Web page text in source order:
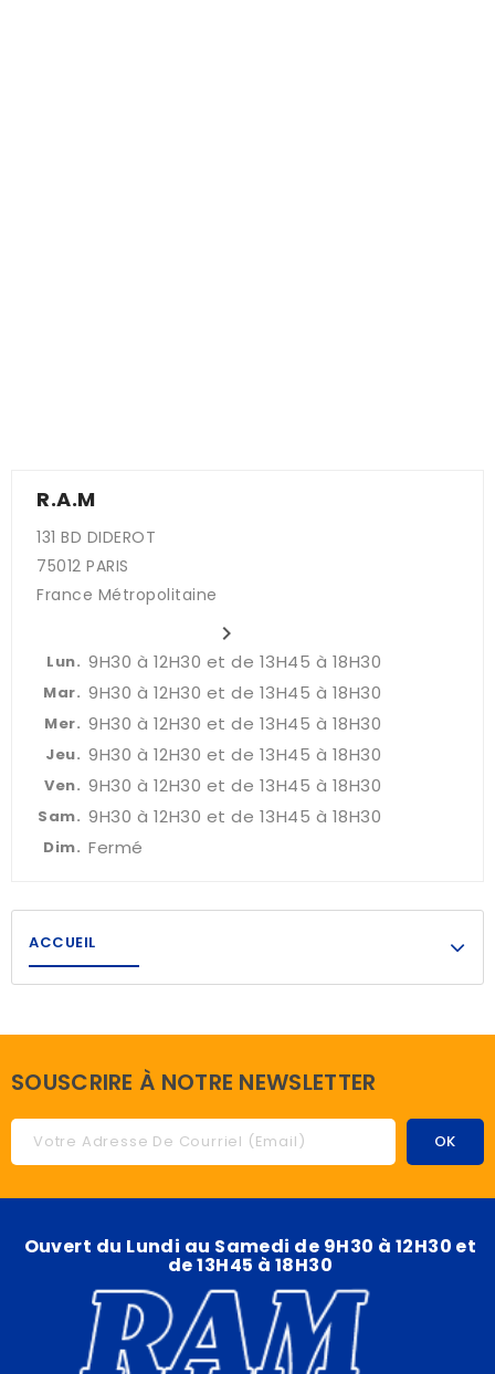
R.A.M
131 BD DIDEROT
75012 PARIS
France Métropolitaine

Lun. 9H30 à 12H30 et de 13H45 à 18H30
Mar. 9H30 à 12H30 et de 13H45 à 18H30
Mer. 9H30 à 12H30 et de 13H45 à 18H30
Jeu. 9H30 à 12H30 et de 13H45 à 18H30
Ven. 9H30 à 12H30 et de 13H45 à 18H30
Sam. 9H30 à 12H30 et de 13H45 à 18H30
Dim. Fermé
ACCUEIL
SOUSCRIRE À NOTRE NEWSLETTER
Ouvert du Lundi au Samedi de 9H30 à 12H30 et
de 13H45 à 18H30